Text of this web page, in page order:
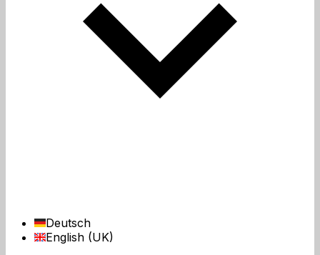
Deutsch
English (UK)